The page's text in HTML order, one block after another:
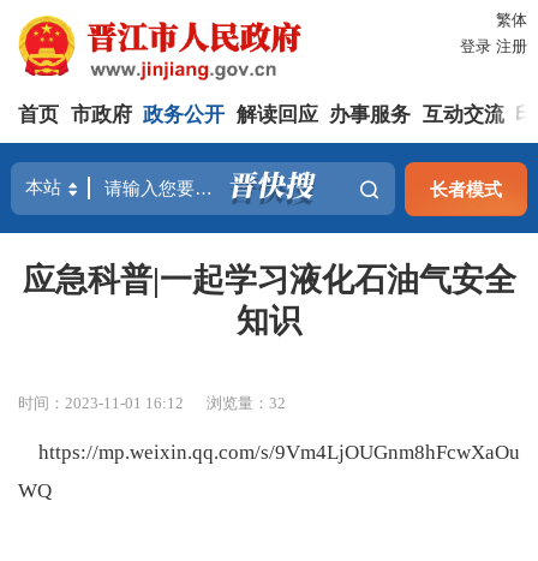
繁体
登录 注册
首页 市政府 政务公开 解读回应 办事服务 互动交流
长者模式
应急科普|一起学习液化石油气安全
知识
时间：2023-11-01 16:12 浏览量：32
https://mp.weixin.qq.com/s/9Vm4LjOUGnm8hFcwXaOu
WQ